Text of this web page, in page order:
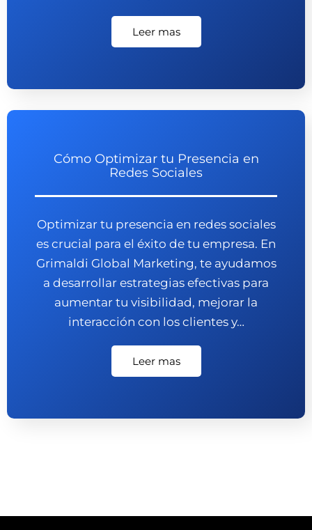
Leer mas
Cómo Optimizar tu Presencia en
Redes Sociales
Optimizar tu presencia en redes sociales
es crucial para el éxito de tu empresa. En
Grimaldi Global Marketing, te ayudamos
a desarrollar estrategias efectivas para
aumentar tu visibilidad, mejorar la
interacción con los clientes y…
Leer mas